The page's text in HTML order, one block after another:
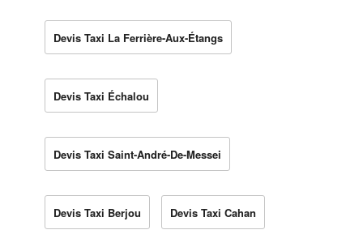
Devis Taxi La Ferrière-Aux-Étangs
Devis Taxi Échalou
Devis Taxi Saint-André-De-Messei
Devis Taxi Berjou Devis Taxi Cahan